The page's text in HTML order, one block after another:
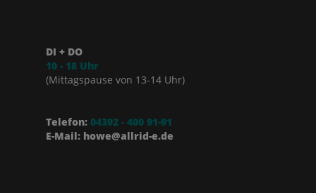
DI + DO
10 - 18 Uhr
(Mittagspause von 13-14 Uhr)
Telefon: 04392 - 400 91-91
E-Mail: howe@allrid-e.de